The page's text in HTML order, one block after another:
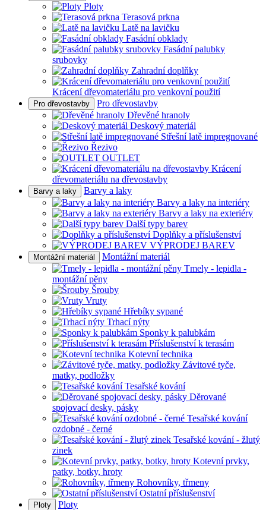
Ploty
Terasová prkna
Latě na lavičku
Fasádní obklady
Fasádní palubky
srubovky
Zahradní doplňky
Krácení dřevomateriálu pro venkovní použití
Pro dřevostavby
Pro dřevostavby
Dřevěné hranoly
Deskový materiál
Střešní latě impregnované
Řezivo
OUTLET
Krácení
dřevomateriálu na dřevostavby
Barvy a laky
Barvy a laky
Barvy a laky na interiéry
Barvy a laky na exteriéry
Další typy barev
Doplňky a příslušenství
VÝPRODEJ BAREV
Montážní materiál
Montážní materiál
Tmely - lepidla -
montážní pěny
Šrouby
Vruty
Hřebíky sypané
Trhací nýty
Sponky k palubkám
Příslušenství k terasám
Kotevní technika
Závitové tyče,
matky, podložky
Tesařské kování
Děrované
spojovací desky, pásky
Tesařské kování
ozdobné - černé
Tesařské kování - žlutý
zinek
Kotevní prvky,
patky, botky, hroty
Rohovníky, třmeny
Ostatní příslušenství
Ploty
Ploty